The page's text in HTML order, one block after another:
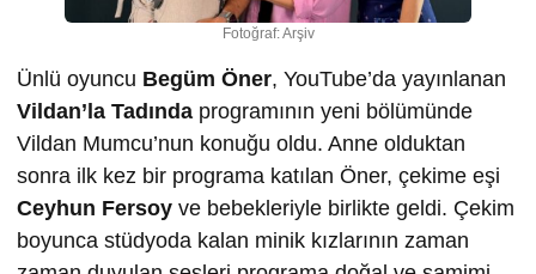
Fotoğraf: Arşiv
Ünlü oyuncu Begüm Öner, YouTube’da yayınlanan
Vildan’la Tadında programının yeni bölümünde
Vildan Mumcu’nun konuğu oldu. Anne olduktan
sonra ilk kez bir programa katılan Öner, çekime eşi
Ceyhun Fersoy ve bebekleriyle birlikte geldi. Çekim
boyunca stüdyoda kalan minik kızlarının zaman